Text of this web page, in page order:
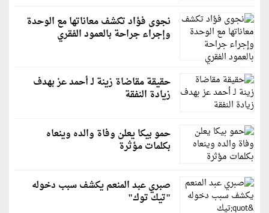
نجوى فؤاد تكشف معاناتها مع الوحدة
وإجراء جراحة بالعمود الفقري
حقيقة مقاضاة زينة لـ أحمد عز بهدف
زيادة النفقة
حمو بيكا يعلن وفاة والده وينعاه
بكلمات مؤثرة
صبري عبد المنعم يكشف سبب دخوله
"تيك توك"